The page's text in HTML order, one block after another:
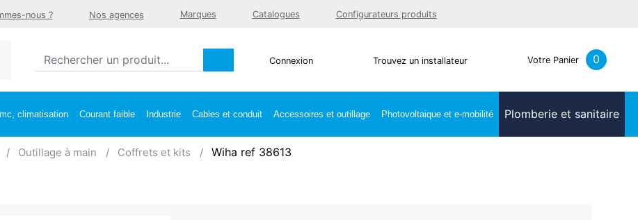
nous ? Nos agences Marques Catalogues Configurateurs produits
Connexion Trouvez un installateur Votre Panier 0
climatisation Courant faible Industrie Cables et conduit Accessoires et outillage Photovoltaique et e-mobilité Plomberie et sanitaire
Outillage à main Coffrets et kits Wiha ref 38613